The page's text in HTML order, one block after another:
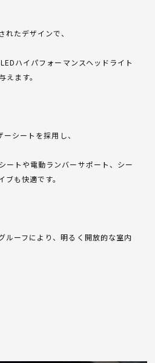
れたデザインで、
ハイパフォーマンスヘッドライト
えます。
シートを採用し、
ートや電動ランバーサポート、シー
ブも快適です。
ルーフにより、明るく開放的な室内